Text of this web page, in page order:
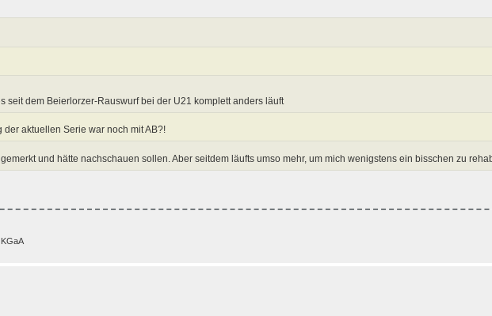
seit dem Beierlorzer-Rauswurf bei der U21 komplett anders läuft
der aktuellen Serie war noch mit AB?!
und hätte nachschauen sollen. Aber seitdem läufts umso mehr, um mich wenigstens ein bisschen zu